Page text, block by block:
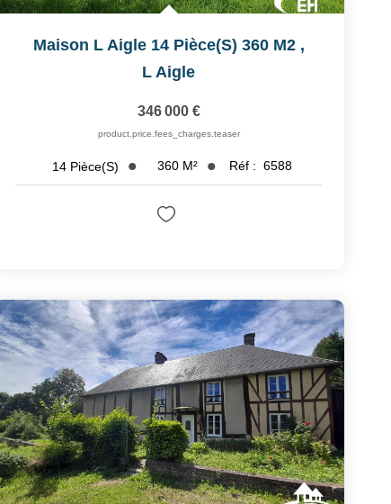
Maison L Aigle 14 Pièce(s) 360 M2 ,
L Aigle
346 000 €
product.price.fees_charges.teaser
14 Pièce(s) 360 M² Réf : 6588